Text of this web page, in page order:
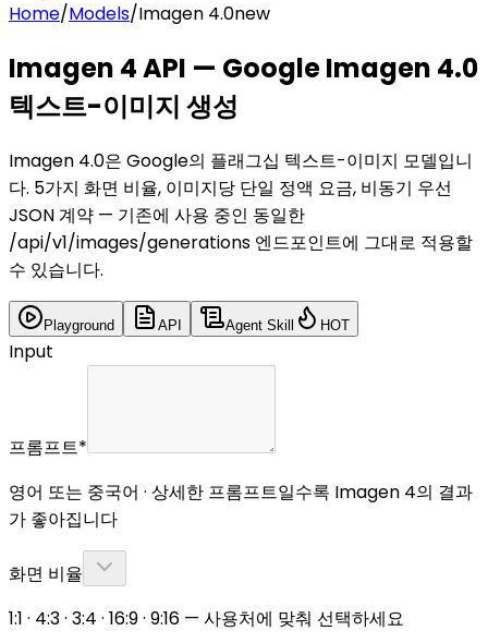
Home/Models/Imagen 4.0new
Imagen 4 API — Google Imagen 4.0
텍스트-이미지 생성
Imagen 4.0은 Google의 플래그십 텍스트-이미지 모델입니
다. 5가지 화면 비율, 이미지당 단일 정액 요금, 비동기 우선
JSON 계약 — 기존에 사용 중인 동일한
/api/v1/images/generations 엔드포인트에 그대로 적용할
수 있습니다.
Playground API Agent Skill HOT
Input
프롬프트*
영어 또는 중국어 · 상세한 프롬프트일수록 Imagen 4의 결과
가 좋아집니다
화면 비율
1:1 · 4:3 · 3:4 · 16:9 · 9:16 — 사용처에 맞춰 선택하세요